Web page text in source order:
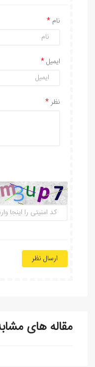
نام
ایمیل
نظر
ارسال نظر
مقاله های